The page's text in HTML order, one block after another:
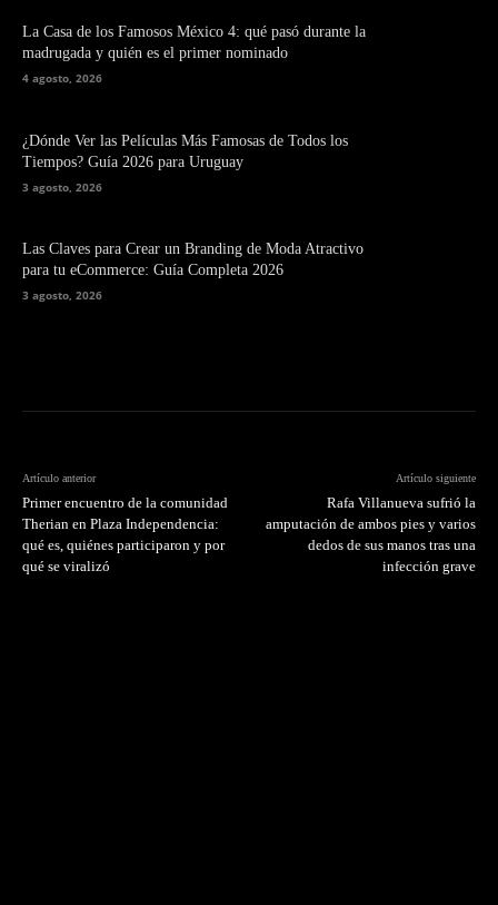
La Casa de los Famosos México 4: qué pasó durante la
madrugada y quién es el primer nominado
4 agosto, 2026
¿Dónde Ver las Películas Más Famosas de Todos los
Tiempos? Guía 2026 para Uruguay
3 agosto, 2026
Las Claves para Crear un Branding de Moda Atractivo
para tu eCommerce: Guía Completa 2026
3 agosto, 2026
Artículo anterior
Primer encuentro de la comunidad
Therian en Plaza Independencia:
qué es, quiénes participaron y por
qué se viralizó
Artículo siguiente
Rafa Villanueva sufrió la
amputación de ambos pies y varios
dedos de sus manos tras una
infección grave